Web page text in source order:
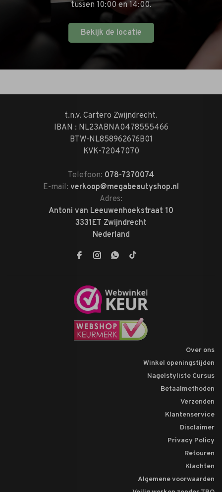
tussen 10:00 en 14:00.
Bekijk de locatie
t.n.v. Cartero Zwijndrecht.
IBAN : NL23ABNA0478555466
BTW-NL858962676B01
KVK-72047070
Telefoon: 078-7370074
E-mail: verkoop@megabeautyshop.nl
Adres:
Antoni van Leeuwenhoekstraat 10
3331ET Zwijndrecht
Nederland
Over ons
Winkel openingstijden
Nagelstyliste Cursus
Betaalmethoden
Verzenden
Klantenservice
Disclaimer
Privacy Policy
Retouren
Klachten
Algemene voorwaarden